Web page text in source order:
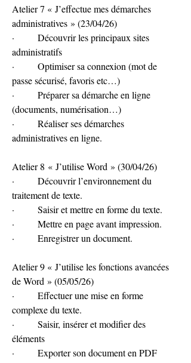
Atelier 7 « J’effectue mes démarches
administratives » (23/04/26)
·        Découvrir les principaux sites
administratifs
·        Optimiser sa connexion (mot de
passe sécurisé, favoris etc…)
·        Préparer sa démarche en ligne
(documents, numérisation…)
·        Réaliser ses démarches
administratives en ligne.
Atelier 8 « J’utilise Word » (30/04/26)
·        Découvrir l’environnement du
traitement de texte.
·        Saisir et mettre en forme du texte.
·        Mettre en page avant impression.
·        Enregistrer un document.
Atelier 9 « J’utilise les fonctions avancées
de Word » (05/05/26)
·        Effectuer une mise en forme
complexe du texte.
·        Saisir, insérer et modifier des
éléments
·        Exporter son document en PDF